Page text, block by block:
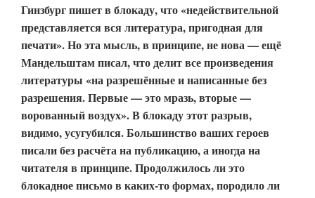
Гинзбург пишет в блокаду, что «недействительной
представляется вся литература, пригодная для
печати». Но эта мысль, в принципе, не нова — ещё
Мандельштам писал, что делит все произведения
литературы «на разрешённые и написанные без
разрешения. Первые — это мразь, вторые —
ворованный воздух». В блокаду этот разрыв,
видимо, усугубился. Большинство ваших героев
писали без расчёта на публикацию, а иногда на
читателя в принципе. Продолжилось ли это
блокадное письмо в каких-то формах, породило ли